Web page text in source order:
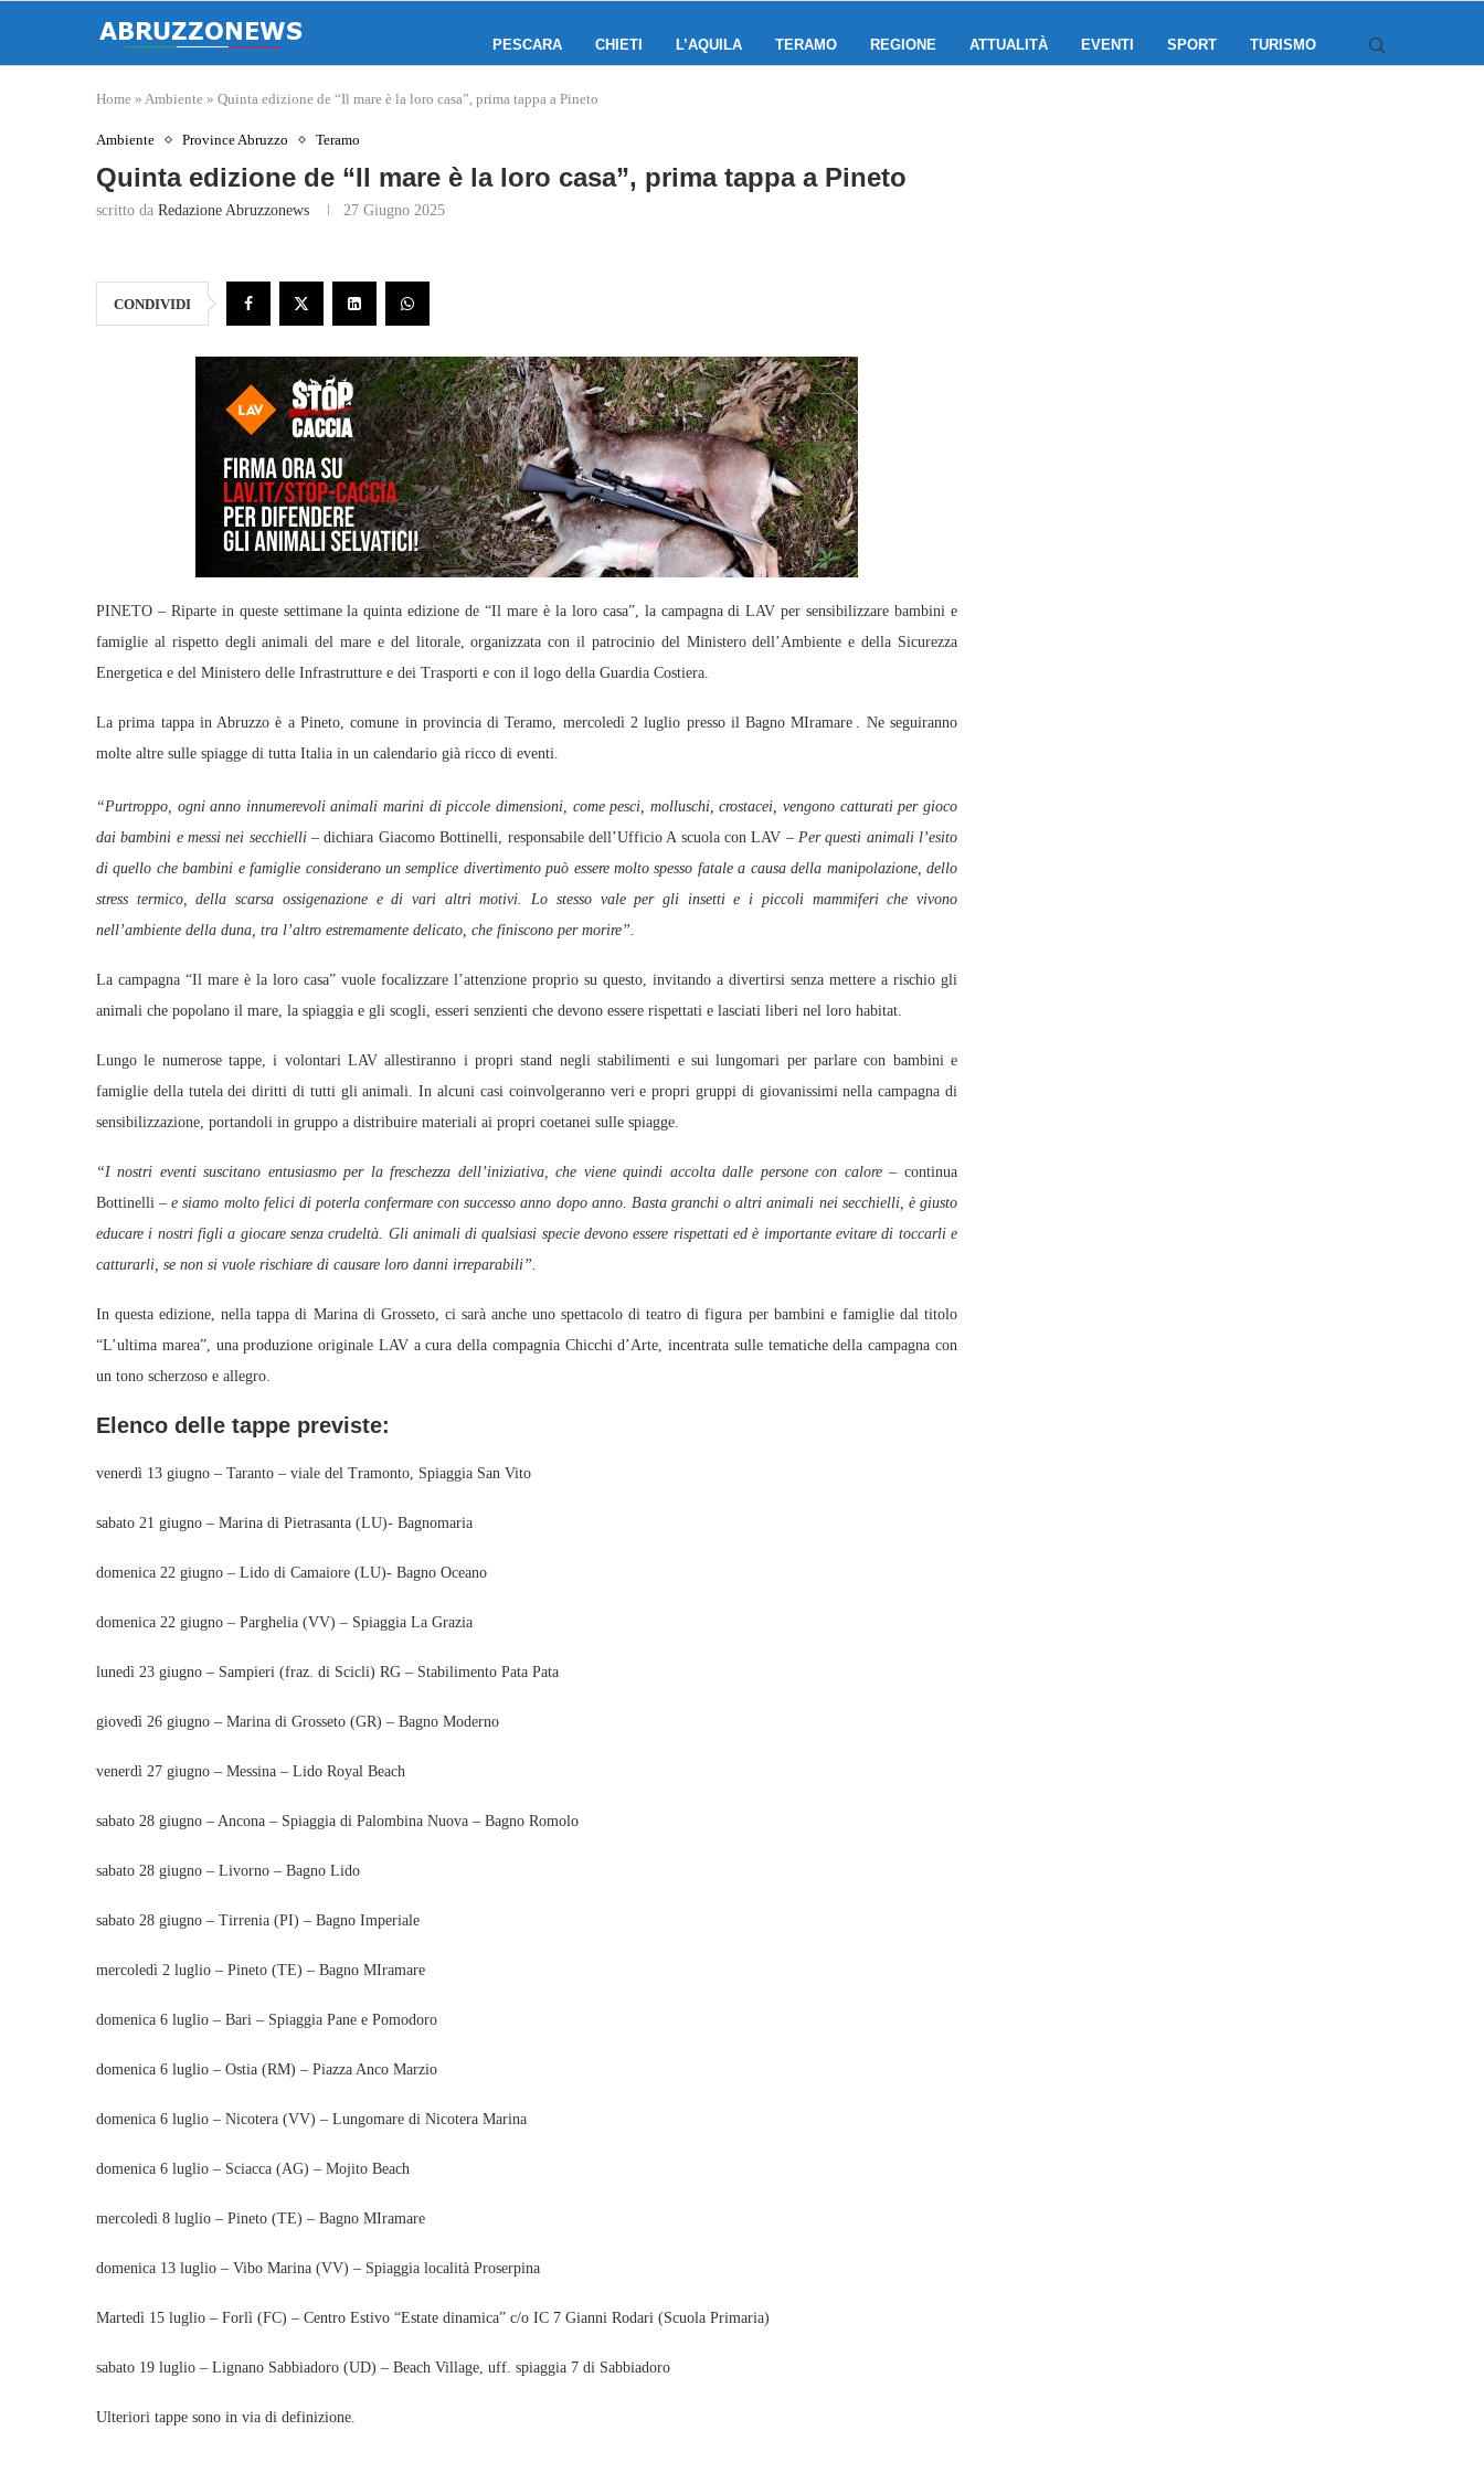
PESCARA CHIETI L’AQUILA TERAMO REGIONE ATTUALITÀ EVENTI SPORT TURISMO
Home » Ambiente » Quinta edizione de “Il mare è la loro casa”, prima tappa a Pineto
Ambiente Province Abruzzo Teramo
Quinta edizione de “Il mare è la loro casa”, prima tappa a Pineto
scritto da Redazione Abruzzonews 27 Giugno 2025
CONDIVIDI
PINETO – Riparte in queste settimane la quinta edizione de “Il mare è la loro casa”, la campagna di LAV per sensibilizzare bambini e
famiglie al rispetto degli animali del mare e del litorale, organizzata con il patrocinio del Ministero dell’Ambiente e della Sicurezza
Energetica e del Ministero delle Infrastrutture e dei Trasporti e con il logo della Guardia Costiera.
La prima tappa in Abruzzo è a Pineto, comune in provincia di Teramo, mercoledì 2 luglio presso il Bagno MIramare . Ne seguiranno
molte altre sulle spiagge di tutta Italia in un calendario già ricco di eventi.
“Purtroppo, ogni anno innumerevoli animali marini di piccole dimensioni, come pesci, molluschi, crostacei, vengono catturati per gioco
dai bambini e messi nei secchielli– dichiara Giacomo Bottinelli, responsabile dell’Ufficio A scuola con LAV –Per questi animali l’esito
di quello che bambini e famiglie considerano un semplice divertimento può essere molto spesso fatale a causa della manipolazione, dello
stress termico, della scarsa ossigenazione e di vari altri motivi. Lo stesso vale per gli insetti e i piccoli mammiferi che vivono
nell’ambiente della duna, tra l’altro estremamente delicato, che finiscono per morire”.
La campagna “Il mare è la loro casa” vuole focalizzare l’attenzione proprio su questo, invitando a divertirsi senza mettere a rischio gli
animali che popolano il mare, la spiaggia e gli scogli, esseri senzienti che devono essere rispettati e lasciati liberi nel loro habitat.
Lungo le numerose tappe, i volontari LAV allestiranno i propri stand negli stabilimenti e sui lungomari per parlare con bambini e
famiglie della tutela dei diritti di tutti gli animali. In alcuni casi coinvolgeranno veri e propri gruppi di giovanissimi nella campagna di
sensibilizzazione, portandoli in gruppo a distribuire materiali ai propri coetanei sulle spiagge.
“I nostri eventi suscitano entusiasmo per la freschezza dell’iniziativa, che viene quindi accolta dalle persone con calore – continua
Bottinelli – e siamo molto felici di poterla confermare con successo anno dopo anno. Basta granchi o altri animali nei secchielli, è giusto
educare i nostri figli a giocare senza crudeltà. Gli animali di qualsiasi specie devono essere rispettati ed è importante evitare di toccarli e
catturarli, se non si vuole rischiare di causare loro danni irreparabili”.
In questa edizione, nella tappa di Marina di Grosseto, ci sarà anche uno spettacolo di teatro di figura per bambini e famiglie dal titolo
“L’ultima marea”, una produzione originale LAV a cura della compagnia Chicchi d’Arte, incentrata sulle tematiche della campagna con
un tono scherzoso e allegro.
Elenco delle tappe previste:
venerdì 13 giugno – Taranto – viale del Tramonto, Spiaggia San Vito
sabato 21 giugno – Marina di Pietrasanta (LU)- Bagnomaria
domenica 22 giugno – Lido di Camaiore (LU)- Bagno Oceano
domenica 22 giugno – Parghelia (VV) – Spiaggia La Grazia
lunedì 23 giugno – Sampieri (fraz. di Scicli) RG – Stabilimento Pata Pata
giovedì 26 giugno – Marina di Grosseto (GR) – Bagno Moderno
venerdì 27 giugno – Messina – Lido Royal Beach
sabato 28 giugno – Ancona – Spiaggia di Palombina Nuova – Bagno Romolo
sabato 28 giugno – Livorno – Bagno Lido
sabato 28 giugno – Tirrenia (PI) – Bagno Imperiale
mercoledì 2 luglio – Pineto (TE) – Bagno MIramare
domenica 6 luglio – Bari – Spiaggia Pane e Pomodoro
domenica 6 luglio – Ostia (RM) – Piazza Anco Marzio
domenica 6 luglio – Nicotera (VV) – Lungomare di Nicotera Marina
domenica 6 luglio – Sciacca (AG) – Mojito Beach
mercoledì 8 luglio – Pineto (TE) – Bagno MIramare
domenica 13 luglio – Vibo Marina (VV) – Spiaggia località Proserpina
Martedì 15 luglio – Forlì (FC) – Centro Estivo “Estate dinamica” c/o IC 7 Gianni Rodari (Scuola Primaria)
sabato 19 luglio – Lignano Sabbiadoro (UD) – Beach Village, uff. spiaggia 7 di Sabbiadoro
Ulteriori tappe sono in via di definizione.